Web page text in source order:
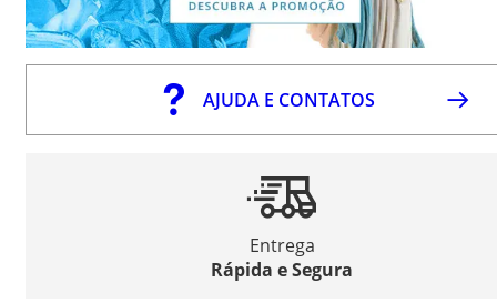
AJUDA E CONTATOS
Entrega
Rápida e Segura